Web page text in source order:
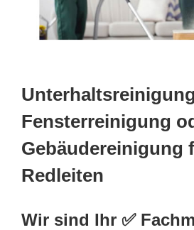
Fensterreinigung
Gebäudereinigung
Redleiten
Wir sind Ihr ✅